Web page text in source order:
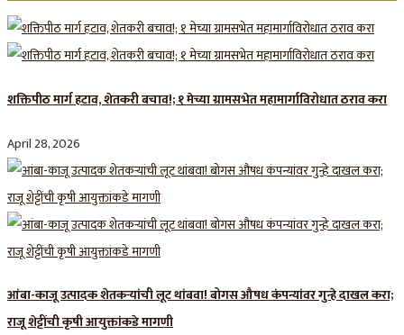
शक्तिपीठ मार्ग हटाव, शेतकरी बचाव!; १ मेच्या ग्रामसभेत महामार्गाविरोधात ठराव करा
April 28, 2026
आंबा-काजू उत्पादक शेतकऱ्यांची लूट थांबवा! बोगस औषध कंपन्यांवर गुन्हे दाखल करा;
राजू शेट्टींची कृषी आयुक्तांकडे मागणी